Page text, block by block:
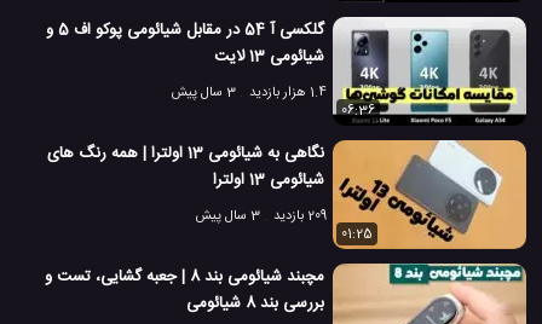
گلکسی آ 54 در مقابل شیائومی پوکو اف 5 و
شیائومی 13 لایت
1.4 هزار بازدید
3 سال پیش
06:36
نگاهی به شیائومی 13 اولترا | همه رنگ های
شیائومی 13 اولترا
209 بازدید
3 سال پیش
01:25
مچبند شیائومی بند 8 | جعبه گشایی، تست و
بررسی بند 8 شیائومی